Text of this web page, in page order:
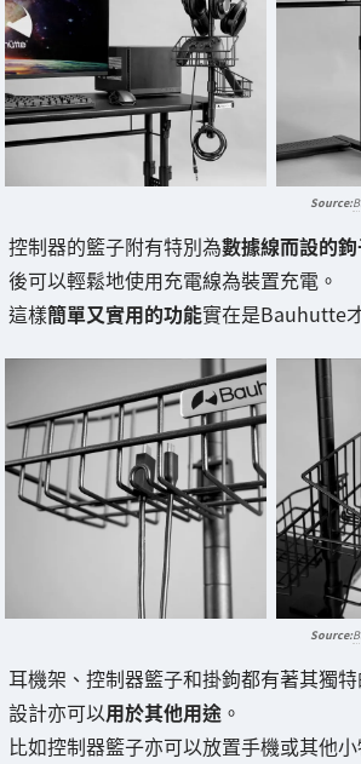
控制器的籃子附有特別為數據線而設的
後可以輕鬆地使用充電線為裝置充電。
這樣簡單又實用的功能實在是Bauhutte
耳機架、控制器籃子和掛鉤都有著其獨
設計亦可以用於其他用途 。
比如控制器籃子亦可以放置手機或其他